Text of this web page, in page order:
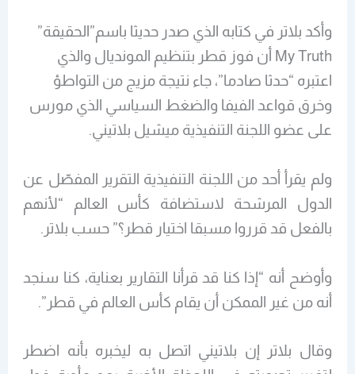
وأكد بلاتر في كتابه الذي صدر حديثا باسم”الحقيقة”
My Truth أن فوز قطر بتنظيم المونديال والذي
اعتبره “حدثا صادما”، جاء نتيجة مزيج من التواطؤ
وخرق قواعد الفيفا والضغط السياسي الذي مورس
على عضو اللجنة التنفيذية ميشيل بلاتيني.
ولم يقرأ أحد من اللجنة التنفيذية التقرير المفصّل عن
الدول المرشحة لاستضافة كأس العالم “لأنهم
بالفعل قد قرروا مسبقا اختيار قطر؟” حسب بلاتر.
وأوضح أنه “إذا كنا قد قرأنا التقارير بعناية، كنا سنجد
أنه من غير الممكن أن يقام كأس العالم في قطر”.
وقال بلاتر إن بلاتيني اتصل به ليخبره بأنه اضطر